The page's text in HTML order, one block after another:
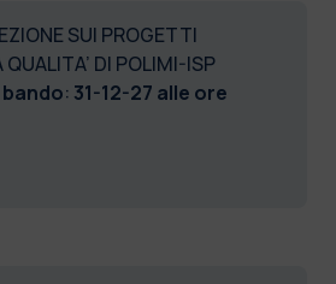
SUI PROGETTI
QUALITA’ DI POLIMI-ISP
: 31-12-27 alle ore